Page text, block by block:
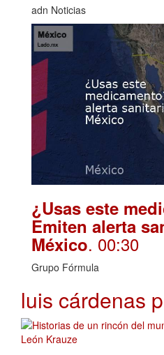
adn Noticias
¿Usas este
Emiten alerta
México. 00:30
Grupo Fórmula
luis cárdenas